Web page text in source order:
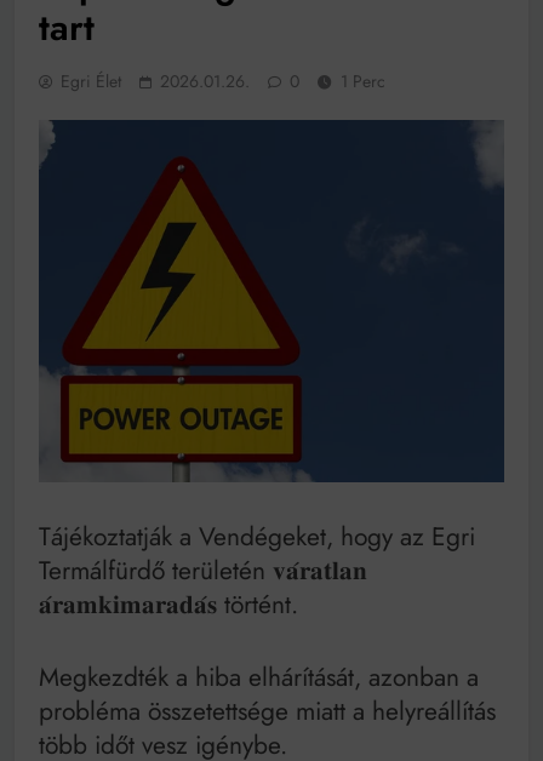
működik, ha jól van felújítva
Ingatlanpiaci szakértők szerint akár 5 százalékkal is
egyetemi városokban
Munkácsy nem Krisztust szépítette meg: minket
Ahol köszönnek, ott még van város
Amikor a Tetris boldogabbá tesz, mint a szerelem
Létezik tökéletes élet: Truman is elhitte
Karinthy Frigyes: a zseni, aki belenézett a saját
koponyájába
Ki akarsz törni. De miből?
Az ördög még mindig Pradát visel. De te miért öltözöl
hozzá?
Mindenki a világot akarja uralni – de nem csak a 80-
as években
Bitumenes lapostetők: a bevált technológia akkor
működik, ha jól van felújítva
tart
Egri Élet 2026.01.26. 0 1 Perc
Tájékoztatják a Vendégeket, hogy az Egri
Termálfürdő területén 𝐯𝐚́𝐫𝐚𝐭𝐥𝐚𝐧
𝐚́𝐫𝐚𝐦𝐤𝐢𝐦𝐚𝐫𝐚𝐝𝐚́𝐬 történt.
Megkezdték a hiba elhárítását, azonban a
probléma összetettsége miatt a helyreállítás
több időt vesz igénybe.